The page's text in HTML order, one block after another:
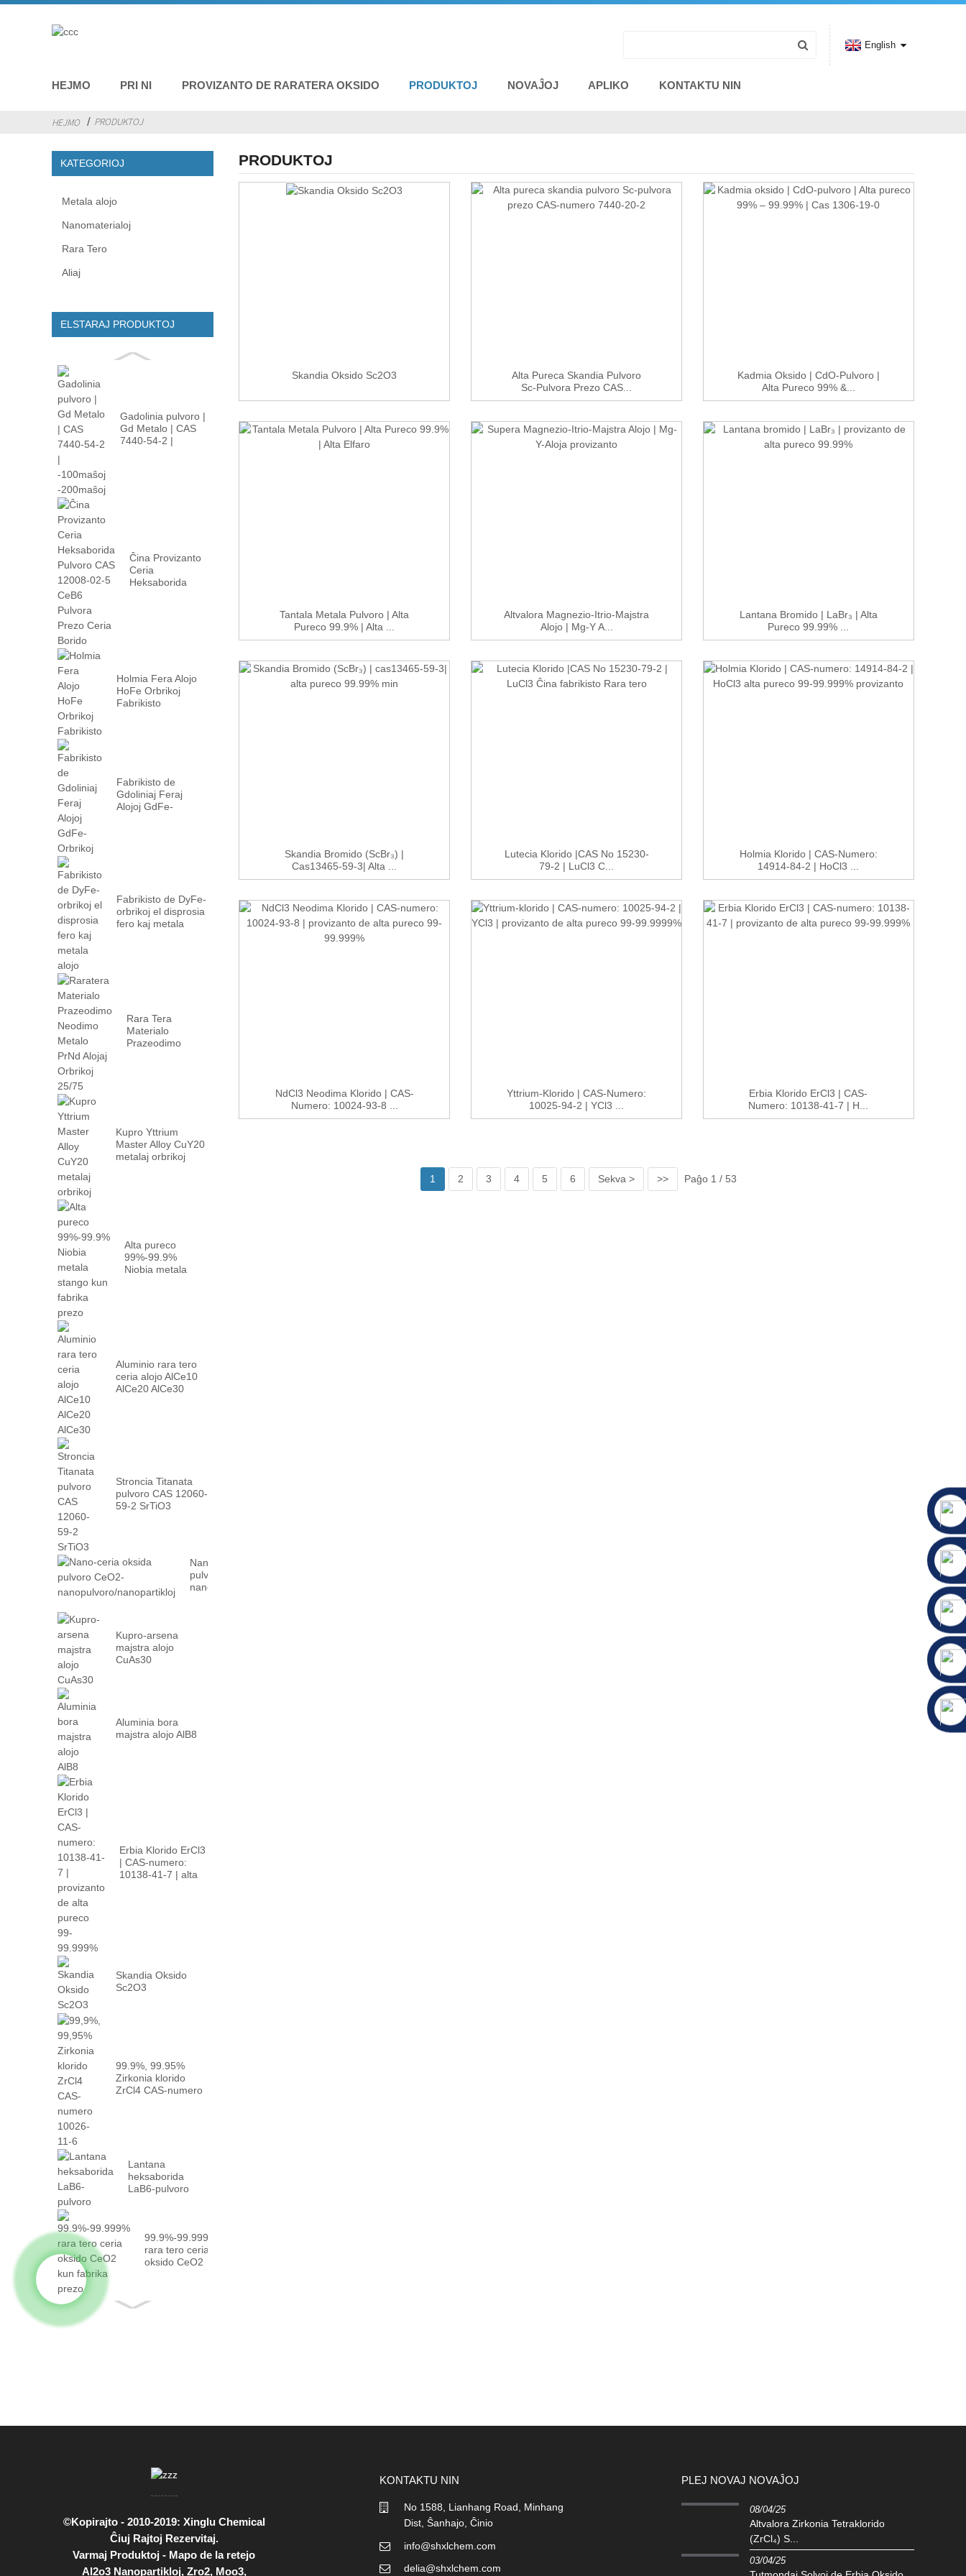
HEJMO PRI NI PROVIZANTO DE RARATERA OKSIDO PRODUKTOJ NOVAĴOJ APLIKO KONTAKTU NIN
English
HEJMO PRODUKTOJ
KATEGORIOJ
Metala alojo
Nanomaterialoj
Rara Tero
Aliaj
ELSTARAJ PRODUKTOJ
Gadolinia pulvoro |
Gd Metalo | CAS
7440-54-2 |
Ĉina Provizanto
Ceria
Heksaborida
Holmia Fera Alojo
HoFe Orbrikoj
Fabrikisto
Fabrikisto de
Gdoliniaj Feraj
Alojoj GdFe-
Fabrikisto de DyFe-
orbrikoj el disprosia
fero kaj metala
Rara Tera
Materialo
Prazeodimo
Kupro Yttrium
Master Alloy CuY20
metalaj orbrikoj
Alta pureco
99%-99.9%
Niobia metala
Aluminio rara tero
ceria alojo AlCe10
AlCe20 AlCe30
Stroncia Titanata
pulvoro CAS 12060-
59-2 SrTiO3
Nano-ceria oksida
pulvoro CeO2-
nanopulvoro/nanopartikloj
Kupro-arsena
majstra alojo
CuAs30
Aluminia bora
majstra alojo AlB8
Erbia Klorido ErCl3
| CAS-numero:
10138-41-7 | alta
Skandia Oksido
Sc2O3
99.9%, 99.95%
Zirkonia klorido
ZrCl4 CAS-numero
Lantana
heksaborida
LaB6-pulvoro
99.9%-99.999%
rara tero ceria
oksido CeO2
PRODUKTOJ
Skandia Oksido Sc2O3
Alta Pureca Skandia Pulvoro
Sc-Pulvora Prezo CAS...
Kadmia Oksido | CdO-Pulvoro |
Alta Pureco 99% &...
Tantala Metala Pulvoro | Alta
Pureco 99.9% | Alta ...
Altvalora Magnezio-Itrio-Majstra
Alojo | Mg-Y A...
Lantana Bromido | LaBr₃ | Alta
Pureco 99.99% ...
Skandia Bromido (ScBr₃) |
Cas13465-59-3| Alta ...
Lutecia Klorido |CAS No 15230-
79-2 | LuCl3 C...
Holmia Klorido | CAS-Numero:
14914-84-2 | HoCl3 ...
NdCl3 Neodima Klorido | CAS-
Numero: 10024-93-8 ...
Yttrium-Klorido | CAS-Numero:
10025-94-2 | YCl3 ...
Erbia Klorido ErCl3 | CAS-
Numero: 10138-41-7 | H...
1 2 3 4 5 6 Sekva > >> Paĝo 1 / 53
©Kopirajto - 2010-2019: Xinglu Chemical
Ĉiuj Rajtoj Rezervitaj.
Varmaj Produktoj - Mapo de la retejo
Al2o3 Nanopartikloj, Zro2, Moo3,
KONTAKTU NIN
No 1588, Lianhang Road, Minhang
Dist, Ŝanhajo, Ĉinio
info@shxlchem.com
delia@shxlchem.com
PLEJ NOVAJ NOVAĴOJ
08/04/25
Altvalora Zirkonia Tetraklorido
(ZrCl₄) S...
03/04/25